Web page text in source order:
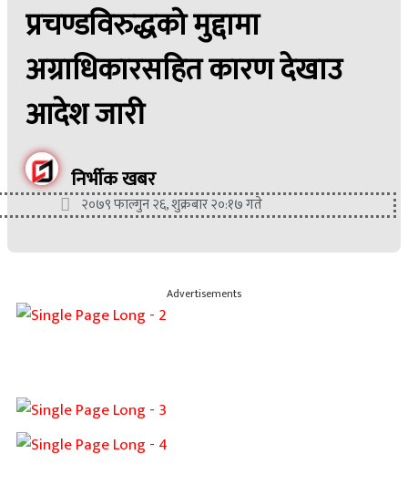
प्रचण्डविरुद्धको मुद्दामा
अग्राधिकारसहित कारण देखाउ
आदेश जारी
निर्भीक खबर
२०७९ फाल्गुन २६, शुक्रबार २०:१७ गते
Advertisements